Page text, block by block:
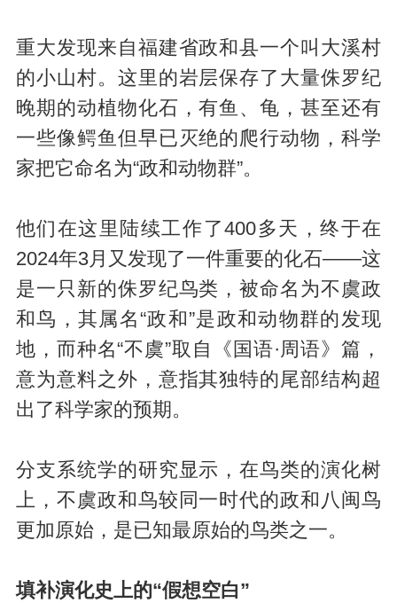
重大发现来自福建省政和县一个叫大溪村
的小山村。这里的岩层保存了大量侏罗纪
晚期的动植物化石，有鱼、龟，甚至还有
一些像鳄鱼但早已灭绝的爬行动物，科学
家把它命名为“政和动物群”。
他们在这里陆续工作了400多天，终于在
2024年3月又发现了一件重要的化石——这
是一只新的侏罗纪鸟类，被命名为不虞政
和鸟，其属名“政和”是政和动物群的发现
地，而种名“不虞”取自《国语·周语》篇，
意为意料之外，意指其独特的尾部结构超
出了科学家的预期。
分支系统学的研究显示，在鸟类的演化树
上，不虞政和鸟较同一时代的政和八闽鸟
更加原始，是已知最原始的鸟类之一。
填补演化史上的“假想空白”